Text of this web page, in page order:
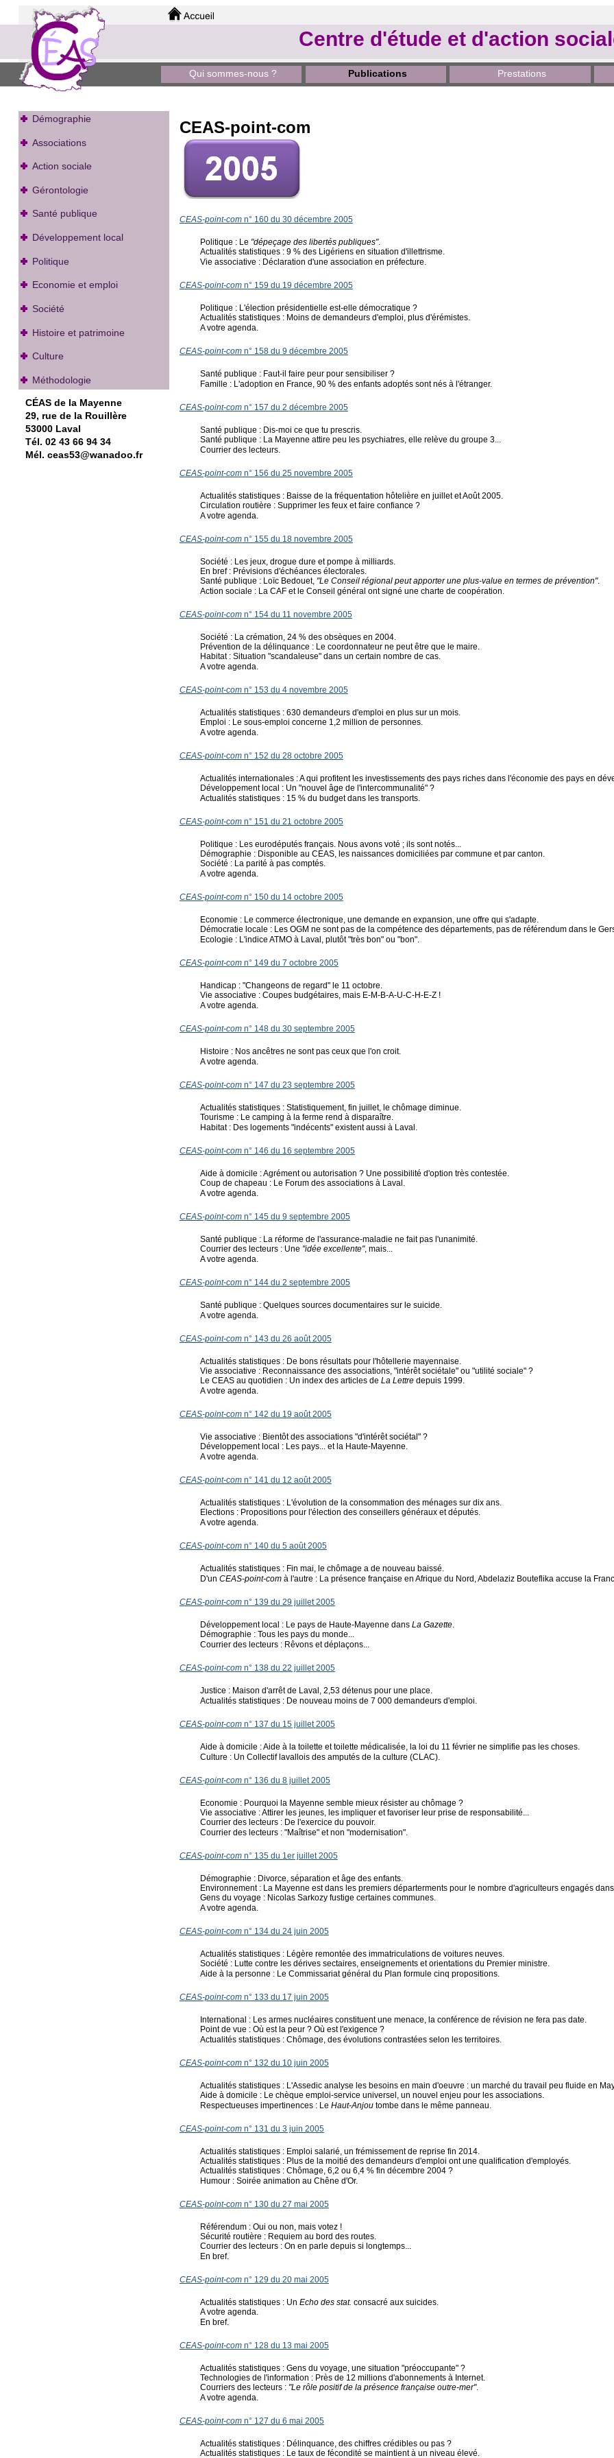
Centre d'étude et d'action
Qui sommes-nous ? Publications Prestations
Démographie
Associations
Action sociale
Gérontologie
Santé publique
Développement local
Politique
Economie et emploi
Société
Histoire et patrimoine
Culture
Méthodologie
CÉAS de la Mayenne
29, rue de la Rouillère
53000 Laval
Tél. 02 43 66 94 34
Mél. ceas53@wanadoo.fr
CEAS-point-com
CEAS-point-comn° 160 du 30 décembre 2005
Politique : Le "dépeçage des libertés publiques".
Actualités statistiques : 9 % des Ligériens en situation d'illettrisme.
Vie associative : Déclaration d'une association en préfecture.
CEAS-point-comn° 159 du 19 décembre 2005
Politique : L'élection présidentielle est-elle démocratique ?
Actualités statistiques : Moins de demandeurs d'emploi, plus d'érémistes.
A votre agenda.
CEAS-point-comn° 158 du 9 décembre 2005
Santé publique : Faut-il faire peur pour sensibiliser ?
Famille : L'adoption en France, 90 % des enfants adoptés sont nés à l'étranger.
CEAS-point-comn° 157 du 2 décembre 2005
Santé publique : Dis-moi ce que tu prescris.
Santé publique : La Mayenne attire peu les psychiatres, elle relève du groupe 3...
Courrier des lecteurs.
CEAS-point-comn° 156 du 25 novembre 2005
Actualités statistiques : Baisse de la fréquentation hôtelière en juillet et Août 2005.
Circulation routière : Supprimer les feux et faire confiance ?
A votre agenda.
CEAS-point-comn° 155 du 18 novembre 2005
Société : Les jeux, drogue dure et pompe à milliards.
En bref : Prévisions d'échéances électorales.
Santé publique : Loïc Bedouet, "Le Conseil régional peut apporter une plus-value en termes de prévention".
Action sociale : La CAF et le Conseil général ont signé une charte de coopération.
CEAS-point-comn° 154 du 11 novembre 2005
Société : La crémation, 24 % des obsèques en 2004.
Prévention de la délinquance : Le coordonnateur ne peut être que le maire.
Habitat : Situation "scandaleuse" dans un certain nombre de cas.
A votre agenda.
CEAS-point-comn° 153 du 4 novembre 2005
Actualités statistiques : 630 demandeurs d'emploi en plus sur un mois.
Emploi : Le sous-emploi concerne 1,2 million de personnes.
A votre agenda.
CEAS-point-comn° 152 du 28 octobre 2005
Actualités internationales : A qui profitent les investissements des pays riches dans l'économie des pays en
Développement local : Un "nouvel âge de l'intercommunalité" ?
Actualités statistiques : 15 % du budget dans les transports.
CEAS-point-comn° 151 du 21 octobre 2005
Politique : Les eurodéputés français. Nous avons voté ; ils sont notés...
Démographie : Disponible au CEAS, les naissances domiciliées par commune et par canton.
Société : La parité à pas comptés.
A votre agenda.
CEAS-point-comn° 150 du 14 octobre 2005
Economie : Le commerce électronique, une demande en expansion, une offre qui s'adapte.
Démocratie locale : Les OGM ne sont pas de la compétence des départements, pas de référendum dans le
Ecologie : L'indice ATMO à Laval, plutôt "très bon" ou "bon".
CEAS-point-comn° 149 du 7 octobre 2005
Handicap : "Changeons de regard" le 11 octobre.
Vie associative : Coupes budgétaires, mais E-M-B-A-U-C-H-E-Z !
A votre agenda.
CEAS-point-comn° 148 du 30 septembre 2005
Histoire : Nos ancêtres ne sont pas ceux que l'on croit.
A votre agenda.
CEAS-point-comn° 147 du 23 septembre 2005
Actualités statistiques : Statistiquement, fin juillet, le chômage diminue.
Tourisme : Le camping à la ferme rend à disparaître.
Habitat : Des logements "indécents" existent aussi à Laval.
CEAS-point-comn° 146 du 16 septembre 2005
Aide à domicile : Agrément ou autorisation ? Une possibilité d'option très contestée.
Coup de chapeau : Le Forum des associations à Laval.
A votre agenda.
CEAS-point-comn° 145 du 9 septembre 2005
Santé publique : La réforme de l'assurance-maladie ne fait pas l'unanimité.
Courrier des lecteurs : Une "idée excellente", mais...
A votre agenda.
CEAS-point-comn° 144 du 2 septembre 2005
Santé publique : Quelques sources documentaires sur le suicide.
A votre agenda.
CEAS-point-comn° 143 du 26 août 2005
Actualités statistiques : De bons résultats pour l'hôtellerie mayennaise.
Vie associative : Reconnaissance des associations, "intérêt sociétale" ou "utilité sociale" ?
Le CEAS au quotidien : Un index des articles de La Lettredepuis 1999.
A votre agenda.
CEAS-point-comn° 142 du 19 août 2005
Vie associative : Bientôt des associations "d'intérêt sociétal" ?
Développement local : Les pays... et la Haute-Mayenne.
A votre agenda.
CEAS-point-comn° 141 du 12 août 2005
Actualités statistiques : L'évolution de la consommation des ménages sur dix ans.
Elections : Propositions pour l'élection des conseillers généraux et députés.
A votre agenda.
CEAS-point-comn° 140 du 5 août 2005
Actualités statistiques : Fin mai, le chômage a de nouveau baissé.
D'un CEAS-point-comà l'autre : La présence française en Afrique du Nord, Abdelaziz Bouteflika accuse la
CEAS-point-comn° 139 du 29 juillet 2005
Développement local : Le pays de Haute-Mayenne dans La Gazette.
Démographie : Tous les pays du monde...
Courrier des lecteurs : Rêvons et déplaçons...
CEAS-point-comn° 138 du 22 juillet 2005
Justice : Maison d'arrêt de Laval, 2,53 détenus pour une place.
Actualités statistiques : De nouveau moins de 7 000 demandeurs d'emploi.
CEAS-point-comn° 137 du 15 juillet 2005
Aide à domicile : Aide à la toilette et toilette médicalisée, la loi du 11 février ne simplifie pas les choses.
Culture : Un Collectif lavallois des amputés de la culture (CLAC).
CEAS-point-comn° 136 du 8 juillet 2005
Economie : Pourquoi la Mayenne semble mieux résister au chômage ?
Vie associative : Attirer les jeunes, les impliquer et favoriser leur prise de responsabilité...
Courrier des lecteurs : De l'exercice du pouvoir.
Courrier des lecteurs : "Maîtrise" et non "modernisation".
CEAS-point-comn° 135 du 1er juillet 2005
Démographie : Divorce, séparation et âge des enfants.
Environnement : La Mayenne est dans les premiers départerments pour le nombre d'agriculteurs engagés
Gens du voyage : Nicolas Sarkozy fustige certaines communes.
A votre agenda.
CEAS-point-comn° 134 du 24 juin 2005
Actualités statistiques : Légère remontée des immatriculations de voitures neuves.
Société : Lutte contre les dérives sectaires, enseignements et orientations du Premier ministre.
Aide à la personne : Le Commissariat général du Plan formule cinq propositions.
CEAS-point-comn° 133 du 17 juin 2005
International : Les armes nucléaires constituent une menace, la conférence de révision ne fera pas date.
Point de vue : Où est la peur ? Où est l'exigence ?
Actualités statistiques : Chômage, des évolutions contrastées selon les territoires.
CEAS-point-comn° 132 du 10 juin 2005
Actualités statistiques : L'Assedic analyse les besoins en main d'oeuvre : un marché du travail peu fluide en
Aide à domicile : Le chèque emploi-service universel, un nouvel enjeu pour les associations.
Respectueuses impertinences : Le Haut-Anjoutombe dans le même panneau.
CEAS-point-comn° 131 du 3 juin 2005
Actualités statistiques : Emploi salarié, un frémissement de reprise fin 2014.
Actualités statistiques : Plus de la moitié des demandeurs d'emploi ont une qualification d'employés.
Actualités statistiques : Chômage, 6,2 ou 6,4 % fin décembre 2004 ?
Humour : Soirée animation au Chêne d'Or.
CEAS-point-comn° 130 du 27 mai 2005
Référendum : Oui ou non, mais votez !
Sécurité routière : Requiem au bord des routes.
Courrier des lecteurs : On en parle depuis si longtemps...
En bref.
CEAS-point-comn° 129 du 20 mai 2005
Actualités statistiques : Un Echo des stat. consacré aux suicides.
A votre agenda.
En bref.
CEAS-point-comn° 128 du 13 mai 2005
Actualités statistiques : Gens du voyage, une situation "préoccupante" ?
Technologies de l'information : Près de 12 millions d'abonnements à Internet.
Courriers des lecteurs : "Le rôle positif de la présence française outre-mer".
A votre agenda.
CEAS-point-comn° 127 du 6 mai 2005
Actualités statistiques : Délinquance, des chiffres crédibles ou pas ?
Actualités statistiques : Le taux de fécondité se maintient à un niveau élevé.